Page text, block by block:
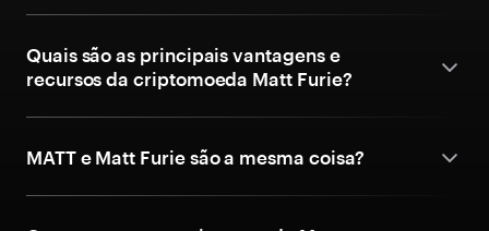
Quais são as principais vantagens e
recursos da criptomoeda Matt Furie?
MATT e Matt Furie são a mesma coisa?